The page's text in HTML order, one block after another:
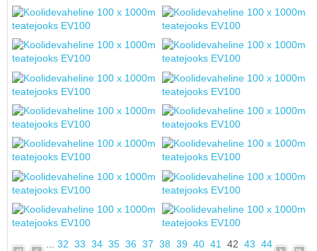
32 33 34 35 36 37 38 39 40 41 42 43 44